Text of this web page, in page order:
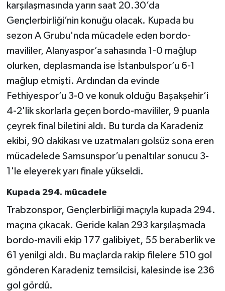
karşılaşmasında yarın saat 20.30’da
Gençlerbirliği’nin konuğu olacak. Kupada bu
sezon A Grubu'nda mücadele eden bordo-
mavililer, Alanyaspor’a sahasında 1-0 mağlup
olurken, deplasmanda ise İstanbulspor’u 6-1
mağlup etmişti. Ardından da evinde
Fethiyespor’u 3-0 ve konuk olduğu Başakşehir’i
4-2'lik skorlarla geçen bordo-mavililer, 9 puanla
çeyrek final biletini aldı. Bu turda da Karadeniz
ekibi, 90 dakikası ve uzatmaları golsüz sona eren
mücadelede Samsunspor’u penaltılar sonucu 3-
1'le eleyerek yarı finale yükseldi.
Kupada 294. mücadele
Trabzonspor, Gençlerbirliği maçıyla kupada 294.
maçına çıkacak. Geride kalan 293 karşılaşmada
bordo-mavili ekip 177 galibiyet, 55 beraberlik ve
61 yenilgi aldı. Bu maçlarda rakip filelere 510 gol
gönderen Karadeniz temsilcisi, kalesinde ise 236
gol gördü.